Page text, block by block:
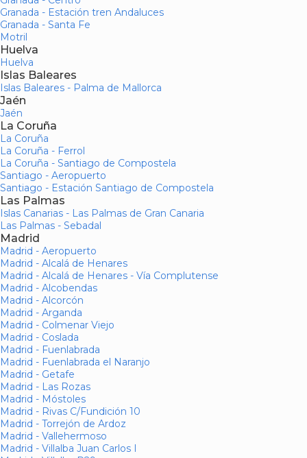
Granada - Estación tren Andaluces
Granada - Santa Fe
Motril
Huelva
Huelva
Islas Baleares
Islas Baleares - Palma de Mallorca
Jaén
Jaén
La Coruña
La Coruña
La Coruña - Ferrol
La Coruña - Santiago de Compostela
Santiago - Aeropuerto
Santiago - Estación Santiago de Compostela
Las Palmas
Islas Canarias - Las Palmas de Gran Canaria
Las Palmas - Sebadal
Madrid
Madrid - Aeropuerto
Madrid - Alcalá de Henares
Madrid - Alcalá de Henares - Vía Complutense
Madrid - Alcobendas
Madrid - Alcorcón
Madrid - Arganda
Madrid - Colmenar Viejo
Madrid - Coslada
Madrid - Fuenlabrada
Madrid - Fuenlabrada el Naranjo
Madrid - Getafe
Madrid - Las Rozas
Madrid - Móstoles
Madrid - Rivas C/Fundición 10
Madrid - Torrejón de Ardoz
Madrid - Vallehermoso
Madrid - Villalba Juan Carlos I